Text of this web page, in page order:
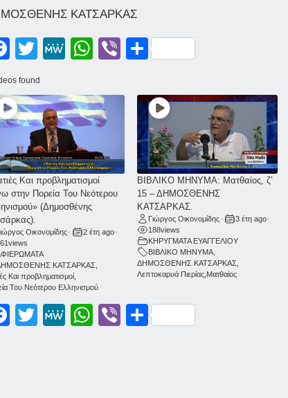
ΚΑΤΣΑΡΚΑΣ
Facebook Twitter MeWe WhatsAppViber Μοιραστείτε
found
Και προβληματισμοί
στην Πορεία Του Νεότερου
(Δημοσθένης
Οικονομίδης• 2 έτη ago•
views
ΚΑΤΣΑΡΚΑΣ
Και προβληματισμοί,
Του Νεότερου Ελληνισμού
ΒΙΒΛΙΚΟ ΜΗΝΥΜΑ: Ματθαίος, ζ’
15 – ΔΗΜΟΣΘΕΝΗΣ
ΚΑΤΣΑΡΚΑΣ.
Γιώργος Οικονομίδης • 3 έτη ago•
188views
ΚΗΡΥΓΜΑΤΑ ΕΥΑΓΓΕΛΙΟΥ
ΒΙΒΛΙΚΟ ΜΗΝΥΜΑ
ΔΗΜΟΣΘΕΝΗΣ ΚΑΤΣΑΡΚΑΣ
Λεπτοκαρυά Πιερίας Ματθαίος
Facebook Twitter MeWe WhatsAppViber Μοιραστείτε